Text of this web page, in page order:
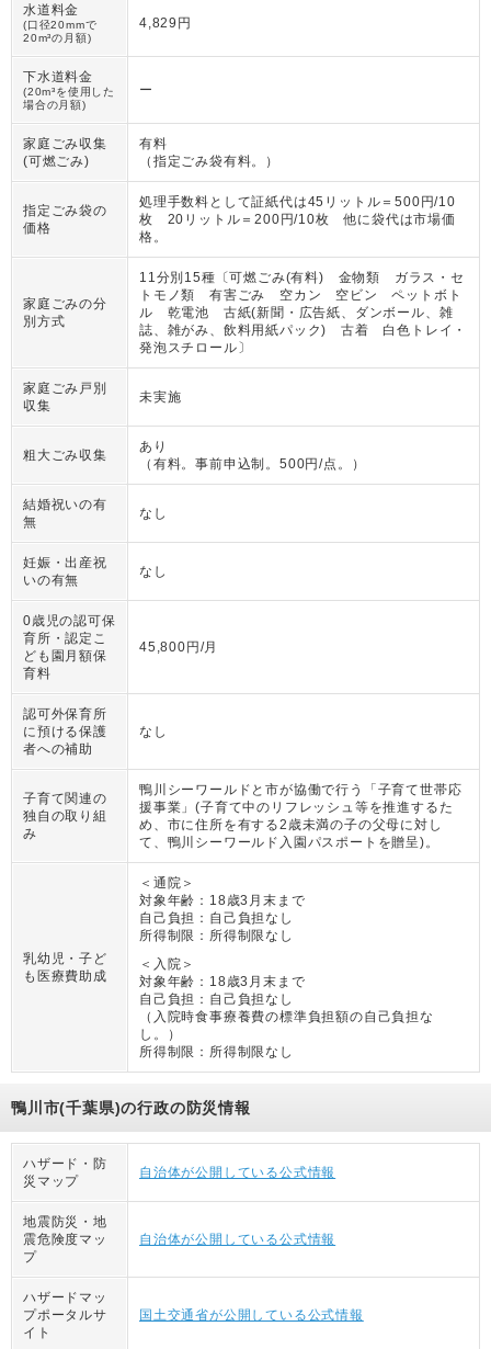
水道料金
(口径20mmで
20m³の月額)
4,829円
下水道料金
(20m³を使用した
場合の月額)
ー
家庭ごみ収集
(可燃ごみ)
有料
（ 指定ごみ袋有料。 ）
指定ごみ袋の
価格
処理手数料として証紙代は45リットル＝500円/10
枚 20リットル＝200円/10枚 他に袋代は市場価
格。
家庭ごみの分
別方式
11分別15種〔可燃ごみ(有料) 金物類 ガラス・セ
トモノ類 有害ごみ 空カン 空ビン ペットボト
ル 乾電池 古紙(新聞・広告紙、ダンボール、雑
誌、雑がみ、飲料用紙パック) 古着 白色トレイ・
発泡スチロール〕
家庭ごみ戸別
収集
未実施
粗大ごみ収集
あり
（ 有料。事前申込制。500円/点。 ）
結婚祝いの有
無
なし
妊娠・出産祝
いの有無
なし
0歳児の認可保
育所・認定こ
ども園月額保
育料
45,800円/月
認可外保育所
に預ける保護
者への補助
なし
子育て関連の
独自の取り組
み
鴨川シーワールドと市が協働で行う「子育て世帯応
援事業」(子育て中のリフレッシュ等を推進するた
め、市に住所を有する2歳未満の子の父母に対し
て、鴨川シーワールド入園パスポートを贈呈)。
乳幼児・子ど
も医療費助成
＜通院＞
対象年齢： 18歳3月末まで
自己負担： 自己負担なし
所得制限： 所得制限なし
＜入院＞
対象年齢： 18歳3月末まで
自己負担： 自己負担なし
（ 入院時食事療養費の標準負担額の自己負担な
し。
）
所得制限： 所得制限なし
鴨川市(千葉県)の行政の防災情報
ハザード・防
災マップ
自治体が公開している公式情報
地震防災・地
震危険度マッ
プ
自治体が公開している公式情報
ハザードマッ
プポータルサ
イト
国土交通省が公開している公式情報